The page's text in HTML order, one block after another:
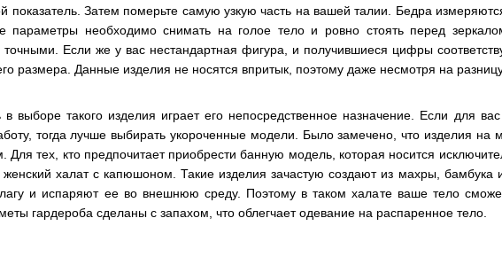
показатель. Затем померьте самую узкую часть на вашей талии. Бедра
параметры необходимо снимать на голое тело и ровно стоять перед
Если же у вас нестандартная фигура, и получившиеся цифры
размера. Данные изделия не носятся впритык, поэтому даже несмотря на
выборе такого изделия играет его непосредственное назначение. Если для
тогда лучше выбирать укороченные модели. Было замечено, что изделия
Для тех, кто предпочитает приобрести банную модель, которая носится
женский халат с капюшоном. Такие изделия зачастую создают из махры,
и испаряют ее во внешнюю среду. Поэтому в таком халате ваше тело
гардероба сделаны с запахом, что облегчает одевание на распаренное тело.